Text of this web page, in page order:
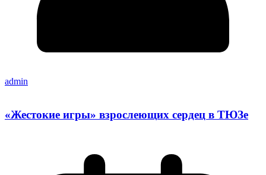
admin
«Жестокие игры» взрослеющих сердец в ТЮЗе